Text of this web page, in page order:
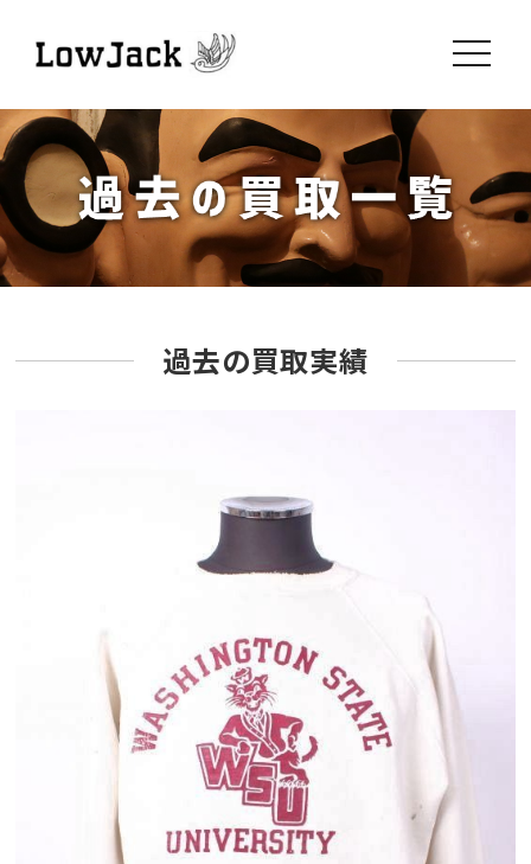
toggle
過去の買取実績